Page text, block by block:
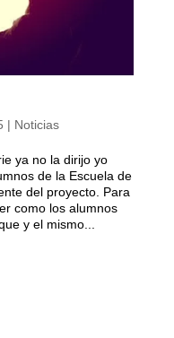
| Noticias
ya no la dirijo yo
de la Escuela de
del proyecto. Para
como los alumnos
y el mismo...